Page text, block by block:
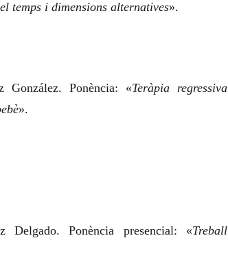
temps i dimensions alternatives».
González. Ponència: «Teràpia regressiva
».
Delgado. Ponència presencial: «Treball